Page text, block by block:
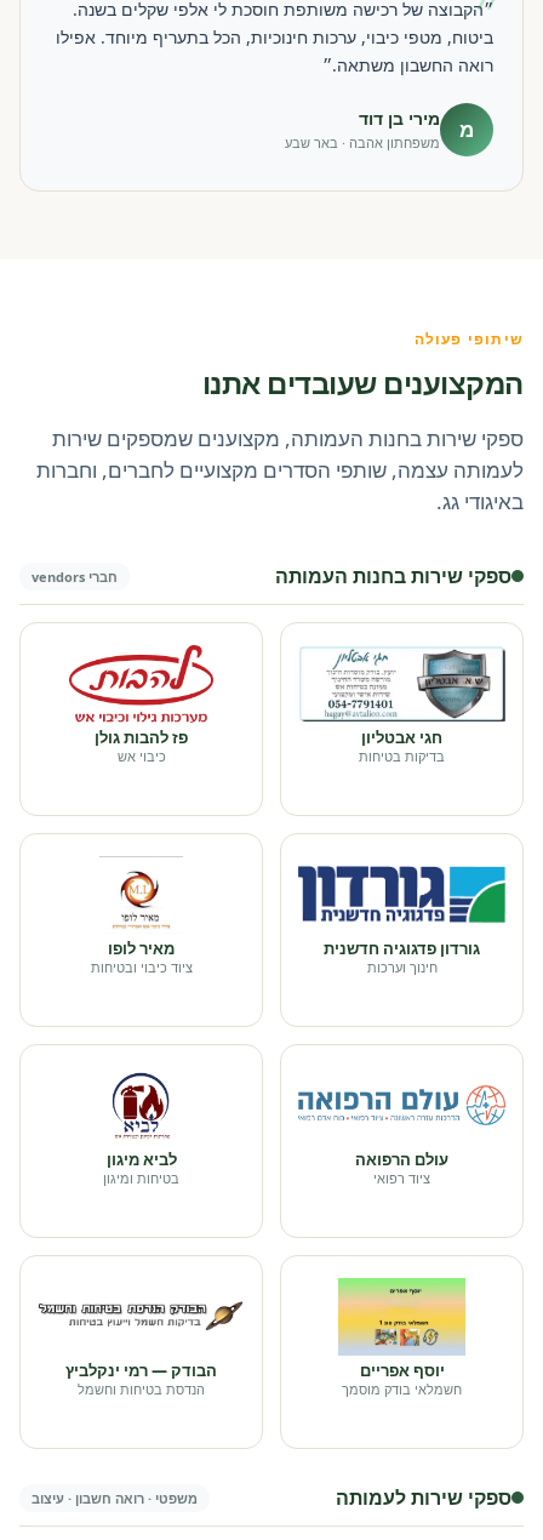
״הקבוצה של רכישה משותפת חוסכת לי אלפי שקלים בשנה.
ביטוח, מטפי כיבוי, ערכות חינוכיות, הכל בתעריף מיוחד. אפילו
רואה החשבון משתאה.״
מ מירי בן דוד
משפחתון אהבה · באר שבע
שיתופי פעולה
המקצוענים שעובדים אתנו
ספקי שירות בחנות העמותה, מקצוענים שמספקים שירות
לעמותה עצמה, שותפי הסדרים מקצועיים לחברים, וחברות
באיגודי גג.
ספקי שירות בחנות העמותה חברי vendors
חגי אבטליון
בדיקות בטיחות
פז להבות גולן
כיבוי אש
גורדון פדגוגיה חדשנית
חינוך וערכות
מאיר לופו
ציוד כיבוי ובטיחות
עולם הרפואה
ציוד רפואי
לביא מיגון
בטיחות ומיגון
יוסף אפריים
חשמלאי בודק מוסמך
הבודק — רמי ינקלביץ
הנדסת בטיחות וחשמל
ספקי שירות לעמותה משפטי · רואה חשבון · עיצוב